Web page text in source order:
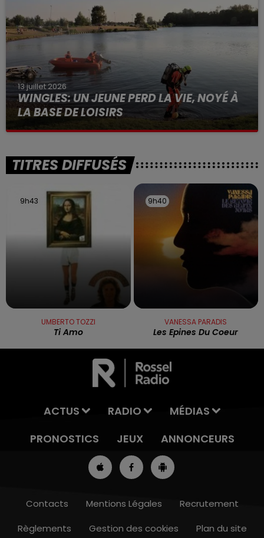
11h00 - 12h00
13 juillet 2026
WINGLES: UN JEUNE PERD LA VIE, NOYÉ À
LA BASE DE LOISIRS
La victime a coulé à pic
TITRES DIFFUSÉS
9h43
9h43
UMBERTO TOZZI
Ti Amo
9h40
9h40
VANESSA PARADIS
Les Epines Du Coeur
ACTUS RADIO
MÉDIAS
PRONOSTICS
JEUX ANNONCEURS
Contacts Mentions Légales
Recrutement
Règlements
Gestion des cookies Plan du site